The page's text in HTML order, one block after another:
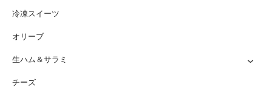
冷凍スイーツ
オリーブ
生ハム＆サラミ
チーズ